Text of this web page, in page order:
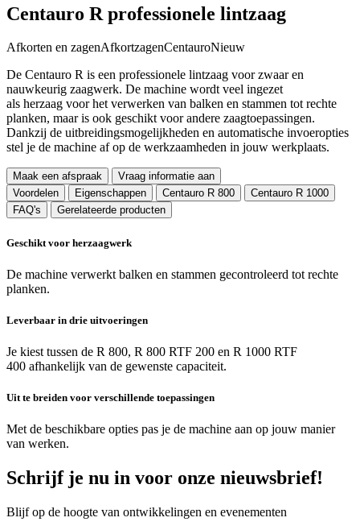
Centauro R professionele lintzaag
Afkorten en zagenAfkortzagenCentauroNieuw
De Centauro R is een professionele lintzaag voor zwaar en
nauwkeurig zaagwerk. De machine wordt veel ingezet
als herzaag voor het verwerken van balken en stammen tot rechte
planken, maar is ook geschikt voor andere zaagtoepassingen.
Dankzij de uitbreidingsmogelijkheden en automatische invoeropties
stel je de machine af op de werkzaamheden in jouw werkplaats.
Maak een afspraak
Vraag informatie aan
Voordelen
Eigenschappen Centauro R 800
Centauro R 1000
FAQ's
Gerelateerde producten
Geschikt voor herzaagwerk
De machine verwerkt balken en stammen gecontroleerd tot rechte
planken.
Leverbaar in drie uitvoeringen
Je kiest tussen de R 800, R 800 RTF 200 en R 1000 RTF
400 afhankelijk van de gewenste capaciteit.
Uit te breiden voor verschillende toepassingen
Met de beschikbare opties pas je de machine aan op jouw manier
van werken.
Schrijf je nu in voor onze nieuwsbrief!
Blijf op de hoogte van ontwikkelingen en evenementen